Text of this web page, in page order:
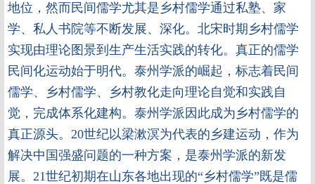
地位，然而民间儒学尤其是乡村儒学通过私塾、家
学、私人书院等不断发展、深化。北宋时期乡村儒学
实现由理论图景到生产生活实践的转化。真正的儒学
民间化运动始于明代。泰州学派的崛起，标志着民间
儒学、乡村儒学、乡村教化走向理论自觉和实践自
觉，完成体系化建构。泰州学派因此成为乡村儒学的
真正源头。20世纪以梁漱溟为代表的乡建运动，作为
解决中国强盛问题的一种方案，是泰州学派的新发
展。21世纪初期在山东各地出现的“乡村儒学”既是儒